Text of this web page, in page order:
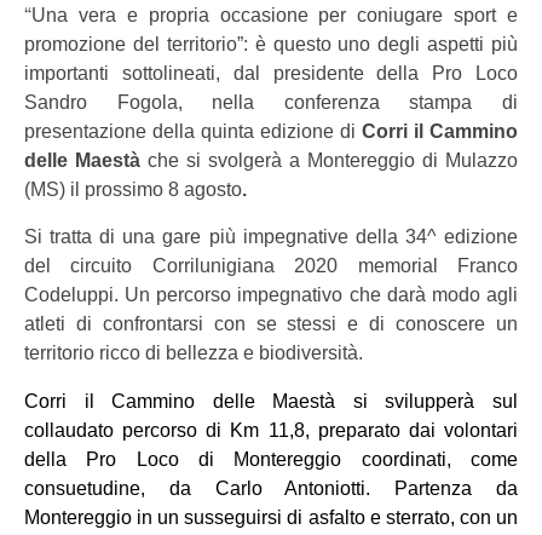
“Una vera e propria occasione per coniugare sport e
promozione del territorio”: è questo uno degli aspetti più
importanti sottolineati, dal presidente della Pro Loco
Sandro Fogola, nella conferenza stampa di
presentazione della quinta edizione di Corri il Cammino
delle Maestà che si svolgerà a Montereggio di Mulazzo
(MS) il prossimo 8 agosto.
Si tratta di una gare più impegnative della 34^ edizione
del circuito Corrilunigiana 2020 memorial Franco
Codeluppi. Un percorso impegnativo che darà modo agli
atleti di confrontarsi con se stessi e di conoscere un
territorio ricco di bellezza e biodiversità.
Corri il Cammino delle Maestà si svilupperà sul
collaudato percorso di Km 11,8, preparato dai volontari
della Pro Loco di Montereggio coordinati, come
consuetudine, da Carlo Antoniotti. Partenza da
Montereggio in un susseguirsi di asfalto e sterrato, con un